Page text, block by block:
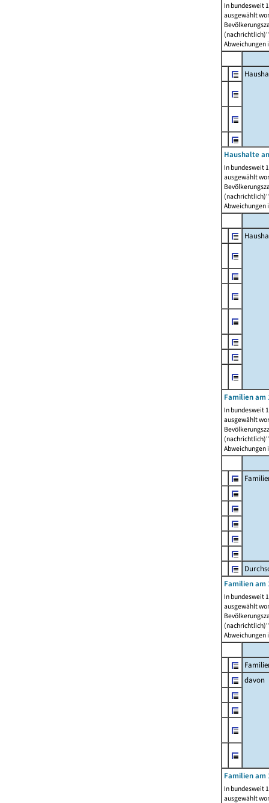
In bundesweit
ausgewählt
Abweichungen
Haushalte
In bundesweit
ausgewählt
Abweichungen
Familien am
In bundesweit
ausgewählt
Abweichungen
Familien am
In bundesweit
ausgewählt
Abweichungen
davon
Familien am
In bundesweit
ausgewählt